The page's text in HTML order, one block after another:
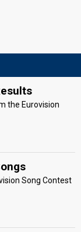
the Eurovision
Song Contest